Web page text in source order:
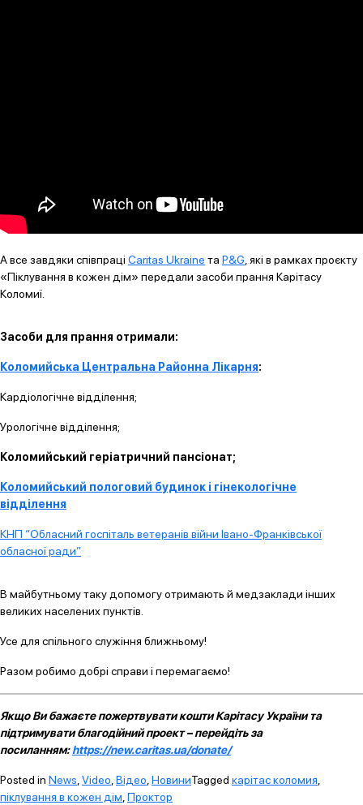
А все завдяки співпраці Caritas Ukraine та P&G , які в рамках проєкту
«Піклування в кожен дім» передали засоби прання Карітасу
Коломиї.
Засоби для прання отримали:
Коломийська Центральна Районна Лікарня:
Кардіологічне відділення;
Урологічне відділення;
Коломийський геріатричний пансіонат;
Коломийський пологовий будинок і гінекологічне
відділення
КНП “Обласний госпіталь ветеранів війни Івано-Франківської
обласної ради”
В майбутньому таку допомогу отримають й медзаклади інших
великих населених пунктів.
Усе для спільного служіння ближньому!
Разом робимо добрі справи і перемагаємо!
Якщо Ви бажаєте пожертвувати кошти Карітасу України та
підтримувати благодійний проект – перейдіть за
посиланням:https://new.caritas.ua/donate/
Posted in News Video Відео НовиниTagged карітас коломия
піклування в кожен дім Проктор